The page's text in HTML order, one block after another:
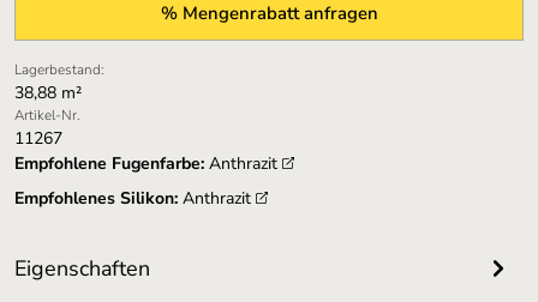
% Mengenrabatt anfragen
Lagerbestand:
38,88 m²
Artikel-Nr.
11267
Empfohlene Fugenfarbe: Anthrazit
Empfohlenes Silikon: Anthrazit
Eigenschaften